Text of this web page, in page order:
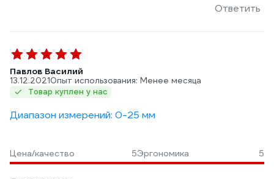
Ответить
Павлов Василий
13.12.2021Опыт использования: Менее месяца
Товар куплен у нас
Диапазон измерений: 0-25 мм
Цена/качество 5Эргономика 5